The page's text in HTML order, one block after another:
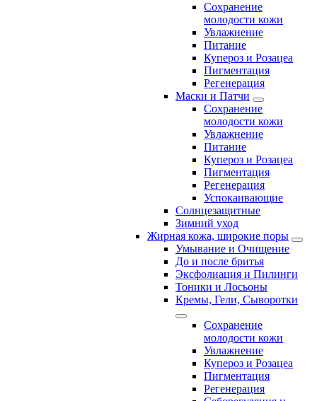
Сохранение
молодости кожи
Увлажнение
Питание
Купероз и Розацеа
Пигментация
Регенерация
Маски и Патчи
Сохранение
молодости кожи
Увлажнение
Питание
Купероз и Розацеа
Пигментация
Регенерация
Успокаивающие
Солнцезащитные
Зимний уход
Жирная кожа, широкие поры
Умывание и Очищение
До и после бритья
Эксфолиация и Пилинги
Тоники и Лосьоны
Кремы, Гели, Сыворотки
Сохранение
молодости кожи
Увлажнение
Купероз и Розацеа
Пигментация
Регенерация